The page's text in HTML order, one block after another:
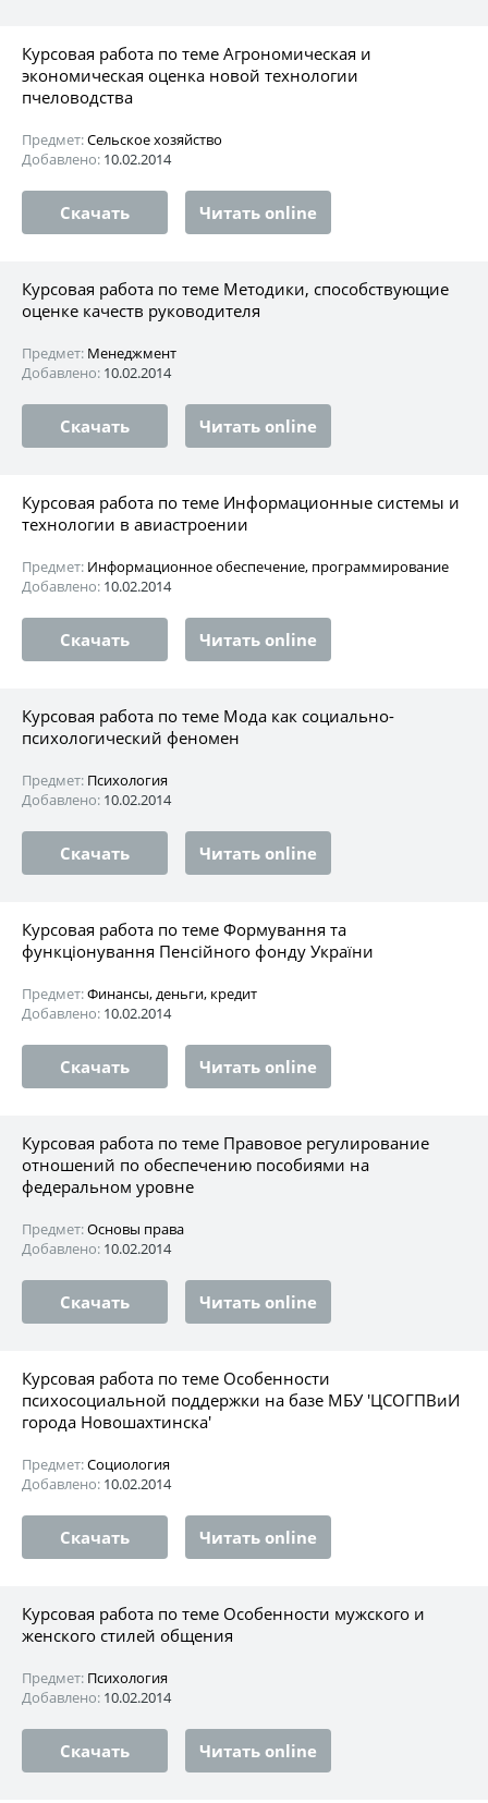
Курсовая работа по теме Агрономическая и
экономическая оценка новой технологии
пчеловодства
Предмет:Сельское хозяйство
Добавлено: 10.02.2014
Скачать Читать online
Курсовая работа по теме Методики, способствующие
оценке качеств руководителя
Предмет: Менеджмент
Добавлено: 10.02.2014
Скачать Читать online
Курсовая работа по теме Информационные системы и
технологии в авиастроении
Предмет: Информационное обеспечение, программирование
Добавлено: 10.02.2014
Скачать Читать online
Курсовая работа по теме Мода как социально-
психологический феномен
Предмет: Психология
Добавлено: 10.02.2014
Скачать Читать online
Курсовая работа по теме Формування та
функціонування Пенсійного фонду України
Предмет:Финансы, деньги, кредит
Добавлено: 10.02.2014
Скачать Читать online
Курсовая работа по теме Правовое регулирование
отношений по обеспечению пособиями на
федеральном уровне
Предмет:Основы права
Добавлено: 10.02.2014
Скачать Читать online
Курсовая работа по теме Особенности
психосоциальной поддержки на базе МБУ 'ЦСОГПВиИ
города Новошахтинска'
Предмет:Социология
Добавлено: 10.02.2014
Скачать Читать online
Курсовая работа по теме Особенности мужского и
женского стилей общения
Предмет: Психология
Добавлено: 10.02.2014
Скачать Читать online